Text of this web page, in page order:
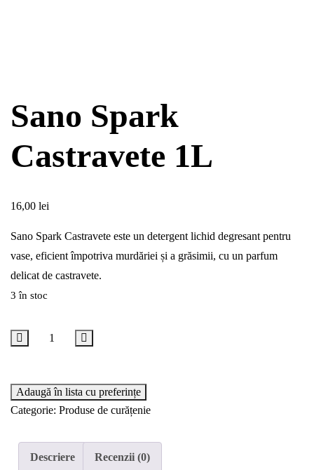
Sano Spark
Castravete 1L
16,00 lei
Sano Spark Castravete este un detergent lichid degresant pentru
vase, eficient împotriva murdăriei și a grăsimii, cu un parfum
delicat de castravete.
3 în stoc
Adaugă în lista cu preferințe
Categorie: Produse de curățenie
Descriere Recenzii (0)